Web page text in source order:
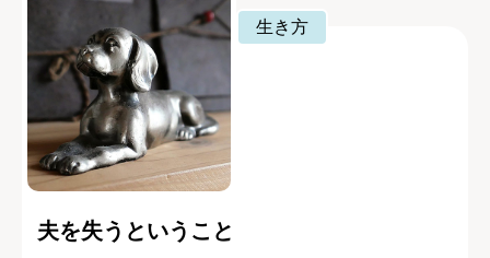
生き方
夫を失うということ